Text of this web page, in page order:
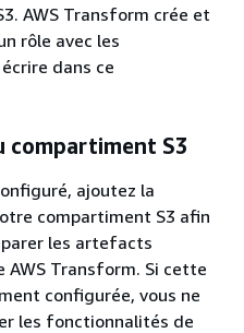
AWS Transform crée et
rôle avec les
dans ce
compartiment S3
ajoutez la
compartiment S3 afin
les artefacts
Transform. Si cette
configurée, vous ne
les fonctionnalités de